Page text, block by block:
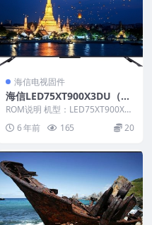
海信电视固件
海信LED75XT900X3DU（00
00）BOM1_C013_20171208
官方原厂USB刷机电视固件包
ROM说明 机型：LED75XT900X3
M：...6 年前 165 20